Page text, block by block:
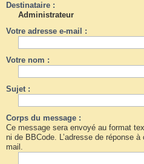
Destinataire :
Administrateur
Votre adresse e-mail :
Votre nom :
Sujet :
Corps du message :
Ce message sera envoyé au format
ni de BBCode. L’adresse de réponse
mail.